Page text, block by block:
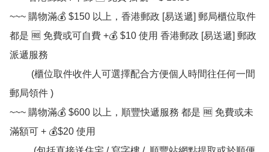
~~~ 購物滿💰 $150 以上，香港郵政 [易送遞] 郵局櫃位取件
都是 🆓 免費或可自費 +💰 $10 使用 香港郵政 [易送遞] 郵政
派遞服務
郵局領件 )
~~~ 購物滿💰 $600 以上，順豐快遞服務 都是 🆓 免費或未
滿額可 + 💰$20 使用